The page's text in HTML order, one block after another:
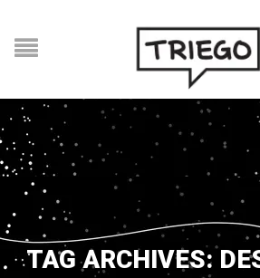
TAG ARCHIVES: